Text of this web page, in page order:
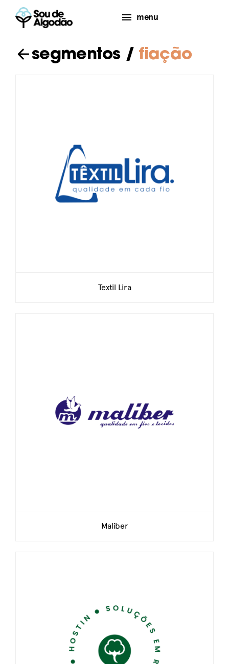
menu
segmentos/fiação
Textil Lira
Maliber